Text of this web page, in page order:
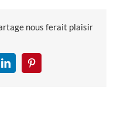
nous ferait plaisir
LinkedInPinterest